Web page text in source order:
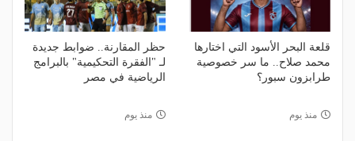
قلعة البحر الأسود التي اختارها
محمد صلاح.. ما سر خصوصية
طرابزون سبور؟
منذ يوم
حظر المقارنة.. ضوابط جديدة
لـ "الفقرة التحكيمية" بالبرامج
الرياضية في مصر
منذ يوم